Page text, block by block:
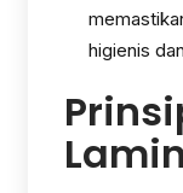
higienis